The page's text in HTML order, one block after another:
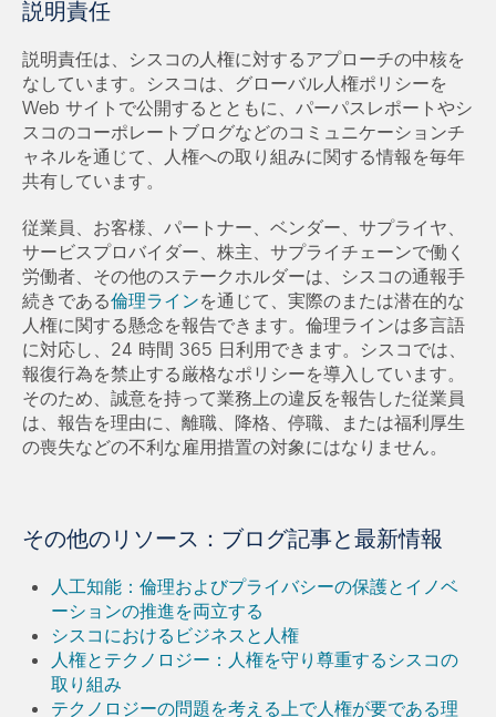
説明責任
説明責任は、シスコの人権に対するアプローチの中核を
なしています。シスコは、グローバル人権ポリシーを
Web サイトで公開するとともに、パーパスレポートやシ
スコのコーポレートブログなどのコミュニケーションチ
ャネルを通じて、人権への取り組みに関する情報を毎年
共有しています。
従業員、お客様、パートナー、ベンダー、サプライヤ、
サービスプロバイダー、株主、サプライチェーンで働く
労働者、その他のステークホルダーは、シスコの通報手
続きである倫理ラインを通じて、実際のまたは潜在的な
人権に関する懸念を報告できます。倫理ラインは多言語
に対応し、24 時間 365 日利用できます。シスコでは、
報復行為を禁止する厳格なポリシーを導入しています。
そのため、誠意を持って業務上の違反を報告した従業員
は、報告を理由に、離職、降格、停職、または福利厚生
の喪失などの不利な雇用措置の対象にはなりません。
その他のリソース：ブログ記事と最新情報
人工知能：倫理およびプライバシーの保護とイノベ
ーションの推進を両立する
シスコにおけるビジネスと人権
人権とテクノロジー：人権を守り尊重するシスコの
取り組み
テクノロジーの問題を考える上で人権が要である理